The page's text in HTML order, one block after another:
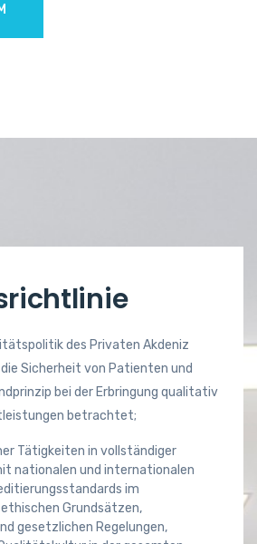
des Privaten Akdeniz
die Sicherheit von Patienten und
bei der Erbringung qualitativ
betrachtet;
Tätigkeiten in vollständiger
nationalen und internationalen
im
Grundsätzen,
gesetzlichen Regelungen,